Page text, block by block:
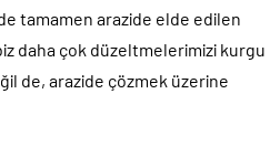
tamamen arazide elde edilen
daha çok düzeltmelerimizi kurgu
de, arazide çözmek üzerine